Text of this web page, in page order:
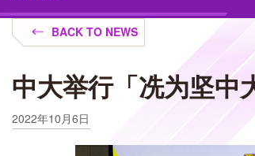
BACK TO NEWS
中大举行「冼为坚中
2022年10月6日